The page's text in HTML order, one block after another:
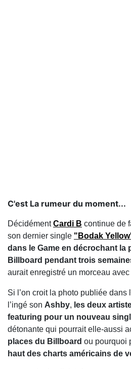
C'est La rumeur du moment...
DécidémentCardi B continue de
son dernier single "Bodak
dans le Game en décrochant la
Billboard pendant trois
aurait enregistré un morceau avec
Si l’on croit la photo publiée dans
l’ingé son Ashby, les deux
featuring pour un nouveau
détonante qui pourrait elle-aussi
places du Billboard ou pourquoi
haut des charts américains de